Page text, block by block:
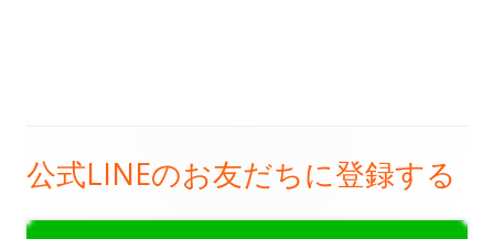
メ
イ
公式LINEのお友だちに登録する